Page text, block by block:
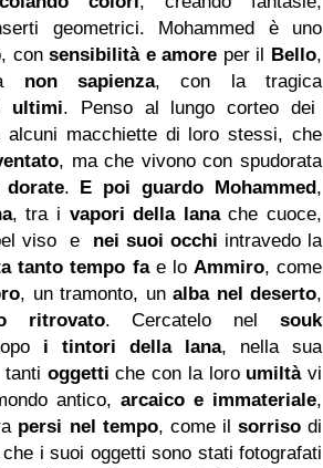
geometrici. Mohammed è uno
consensibilità e amore per il Bello,
non sapienza, con la tragica
ultimi. Penso al lungo corteo dei
alcuni macchiette di loro stessi, che
, ma che vivono con spudorata
. E poi guardo Mohammed,
, tra i vapori della lanache cuoce,
viso e nei suoi occhi intravedo la
tanto tempo fae lo Ammiro, come
, un tramonto, unalba nel deserto,
ritrovato. Cercatelo nelsouk
i tintori della lana, nella sua
oggetti che con la loro umiltàvi
antico, arcaico e immateriale,
persi nel tempo, come il sorrisodi
i suoi oggetti sono stati fotografati